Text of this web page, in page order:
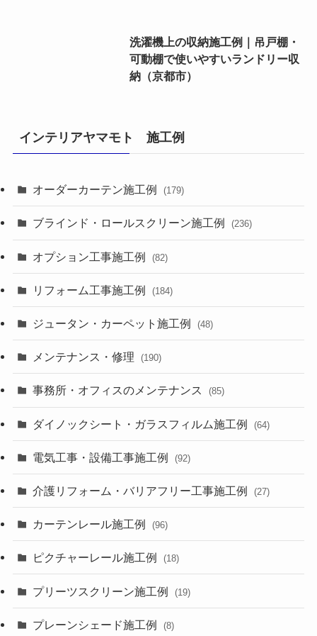
洗濯機上の収納施工例｜吊戸棚・
可動棚で使いやすいランドリー収
納（京都市）
インテリアヤマモト 施工例
オーダーカーテン施工例 (179)
ブラインド・ロールスクリーン施工例 (236)
オプション工事施工例 (82)
リフォーム工事施工例 (184)
ジュータン・カーペット施工例 (48)
メンテナンス・修理 (190)
事務所・オフィスのメンテナンス (85)
ダイノックシート・ガラスフィルム施工例 (64)
電気工事・設備工事施工例 (92)
介護リフォーム・バリアフリー工事施工例 (27)
カーテンレール施工例 (96)
ピクチャーレール施工例 (18)
プリーツスクリーン施工例 (19)
プレーンシェード施工例 (8)